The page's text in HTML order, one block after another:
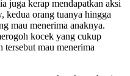
juga kerap mendapatkan aksi
kedua orang tuanya hingga
mau menerima anaknya.
kocek yang cukup
mau menerima